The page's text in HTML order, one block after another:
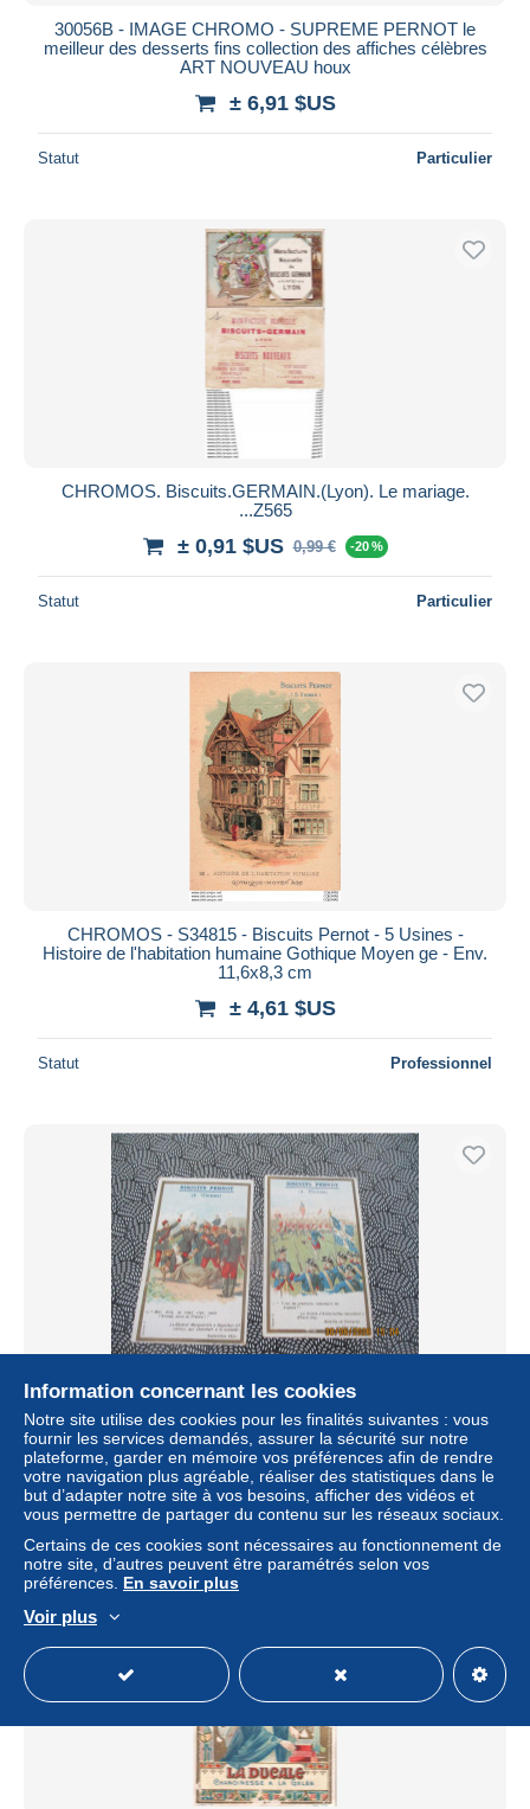
30056B - IMAGE CHROMO - SUPREME PERNOT le
meilleur des desserts fins collection des affiches célèbres
ART NOUVEAU houx
± 6,91 $US
Statut Particulier
CHROMOS. Biscuits.GERMAIN.(Lyon). Le mariage.
...Z565
± 0,91 $US 0,99 € -20 %
Statut Particulier
CHROMOS - S34815 - Biscuits Pernot - 5 Usines -
Histoire de l'habitation humaine Gothique Moyen ge - Env.
11,6x8,3 cm
± 4,61 $US
Statut Professionnel
BISCUITS PERNOT LOT DE 9 CHROMO HISTOIRE
FRANCE PHRASES CELEBRES
± 17,28 $US
Statut Professionnel
Information concernant les cookies
Notre site utilise des cookies pour les finalités suivantes : vous
fournir les services demandés, assurer la sécurité sur notre
plateforme, garder en mémoire vos préférences afin de rendre
votre navigation plus agréable, réaliser des statistiques dans le
but d’adapter notre site à vos besoins, afficher des vidéos et
vous permettre de partager du contenu sur les réseaux sociaux.
Certains de ces cookies sont nécessaires au fonctionnement de
notre site, d’autres peuvent être paramétrés selon vos
préférences. En savoir plus
Voir plus